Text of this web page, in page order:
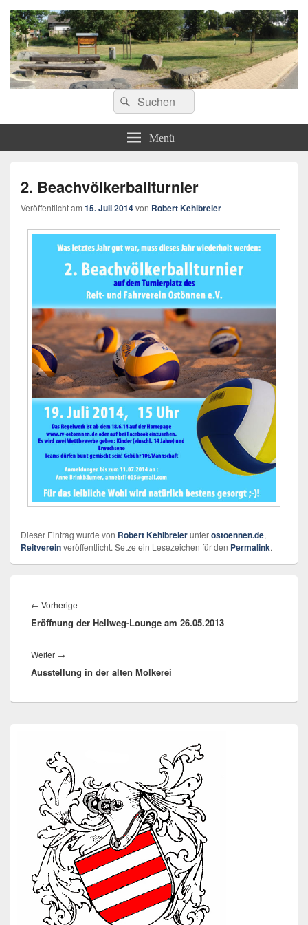
ostoennen.deSuchen
nach:
Suchen
Menü
2. Beachvölkerballturnier
Veröffentlicht am 15. Juli 2014von Robert Kehlbreier
Dieser Eintrag wurde von Robert Kehlbreierunterostoennen.de,
Reitvereinveröffentlicht. Setze ein Lesezeichen für den Permalink.
← Vorherige
Beitrag:
Eröffnung der Hellweg-Lounge am 26.05.2013
Weiter →
Beitrag:
Ausstellung in der alten Molkerei
Widgetbereich